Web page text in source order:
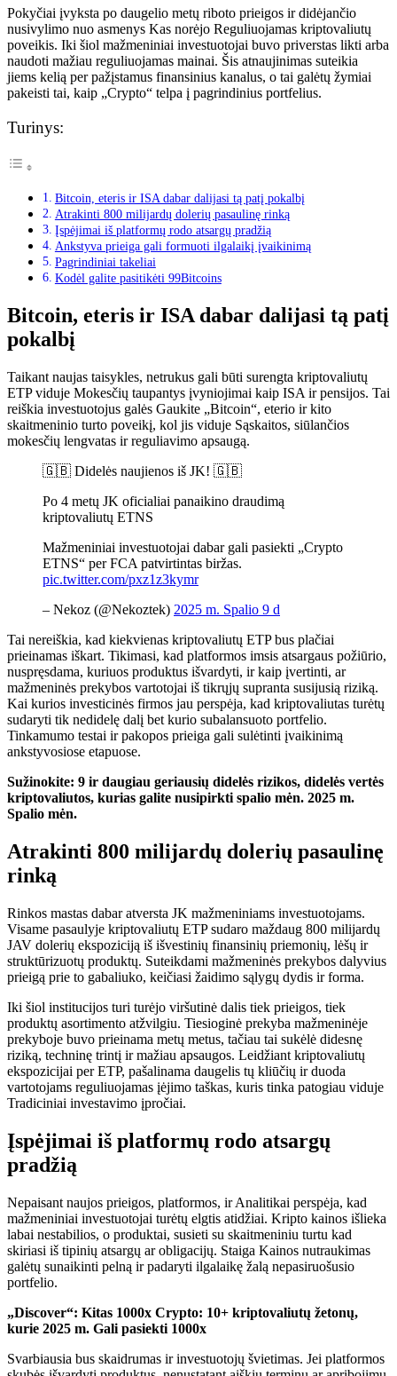
Pokyčiai įvyksta po daugelio metų riboto prieigos ir didėjančio
nusivylimo nuo asmenys Kas norėjo Reguliuojamas kriptovaliutų
poveikis. Iki šiol mažmeniniai investuotojai buvo priverstas likti arba
naudoti mažiau reguliuojamas mainai. Šis atnaujinimas suteikia
jiems kelią per pažįstamus finansinius kanalus, o tai galėtų žymiai
pakeisti tai, kaip „Crypto“ telpa į pagrindinius portfelius.
Turinys:
Bitcoin, eteris ir ISA dabar dalijasi tą patį pokalbį
Atrakinti 800 milijardų dolerių pasaulinę rinką
Įspėjimai iš platformų rodo atsargų pradžią
Ankstyva prieiga gali formuoti ilgalaikį įvaikinimą
Pagrindiniai takeliai
Kodėl galite pasitikėti 99Bitcoins
Bitcoin, eteris ir ISA dabar dalijasi tą patį
pokalbį
Taikant naujas taisykles, netrukus gali būti surengta kriptovaliutų
ETPviduje Mokesčių taupantys įvyniojimai kaip ISA ir pensijos. Tai
reiškia investuotojus galės Gaukite „Bitcoin“, eterio ir kito
skaitmeninio turto poveikį, kol jis viduje Sąskaitos, siūlančios
mokesčių lengvatas ir reguliavimo apsaugą.
🇬🇧 Didelės naujienos iš JK! 🇬🇧
Po 4 metų JK oficialiai panaikino draudimą
kriptovaliutų ETNS
Mažmeniniai investuotojai dabar gali pasiekti „Crypto
ETNS“ per FCA patvirtintas biržas.
pic.twitter.com/pxz1z3kymr
– Nekoz (@Nekoztek) 2025 m. Spalio 9 d
Tai nereiškia, kad kiekvienas kriptovaliutų ETP bus plačiai
prieinamas iškart. Tikimasi, kad platformos imsis atsargaus požiūrio,
nuspręsdama, kuriuos produktus išvardyti, ir kaip įvertinti, ar
mažmeninės prekybos vartotojai iš tikrųjų supranta susijusią riziką.
Kai kurios investicinės firmos jau perspėja, kad kriptovaliutas turėtų
sudaryti tik nedidelę dalį bet kurio subalansuoto portfelio.
Tinkamumo testai ir pakopos prieiga gali sulėtinti įvaikinimą
ankstyvosiose etapuose.
Sužinokite: 9 ir daugiau geriausių didelės rizikos, didelės vertės
kriptovaliutos, kurias galite nusipirkti spalio mėn. 2025 m.
Spalio mėn.
Atrakinti 800 milijardų dolerių pasaulinę
rinką
Rinkos mastas dabar atversta JK mažmeniniams investuotojams.
Visame pasaulyje kriptovaliutų ETP sudaro maždaug 800 milijardų
JAV dolerių ekspoziciją iš išvestinių finansinių priemonių, lėšų ir
struktūrizuotų produktų. Suteikdami mažmeninės prekybos dalyvius
prieigą prie to gabaliuko, keičiasi žaidimo sąlygų dydis ir forma.
Iki šiol institucijos turi turėjo viršutinė dalis tiek prieigos, tiek
produktų asortimento atžvilgiu. Tiesioginė prekyba mažmeninėje
prekyboje buvo prieinama metų metus, tačiau tai sukėlė didesnę
riziką, techninę trintį ir mažiau apsaugos. Leidžiant kriptovaliutų
ekspozicijai per ETP, pašalinama daugelis tų kliūčių irduoda
vartotojams reguliuojamas įėjimo taškas, kuris tinka patogiau viduje
Tradiciniai investavimo įpročiai.
Įspėjimai iš platformų rodo atsargų
pradžią
Nepaisant naujos prieigos, platformos, irAnalitikai perspėja, kad
mažmeniniai investuotojai turėtų elgtis atidžiai. Kripto kainos išlieka
labai nestabilios, o produktai, susieti su skaitmeniniu turtu kad
skiriasi iš tipinių atsargų ar obligacijų. Staiga Kainos nutraukimas
galėtų sunaikinti pelną ir padaryti ilgalaikę žalą nepasiruošusio
portfelio.
„Discover“: Kitas 1000x Crypto: 10+ kriptovaliutų žetonų,
kurie 2025 m. Gali pasiekti 1000x
Svarbiausia bus skaidrumas ir investuotojų švietimas. Jei platformos